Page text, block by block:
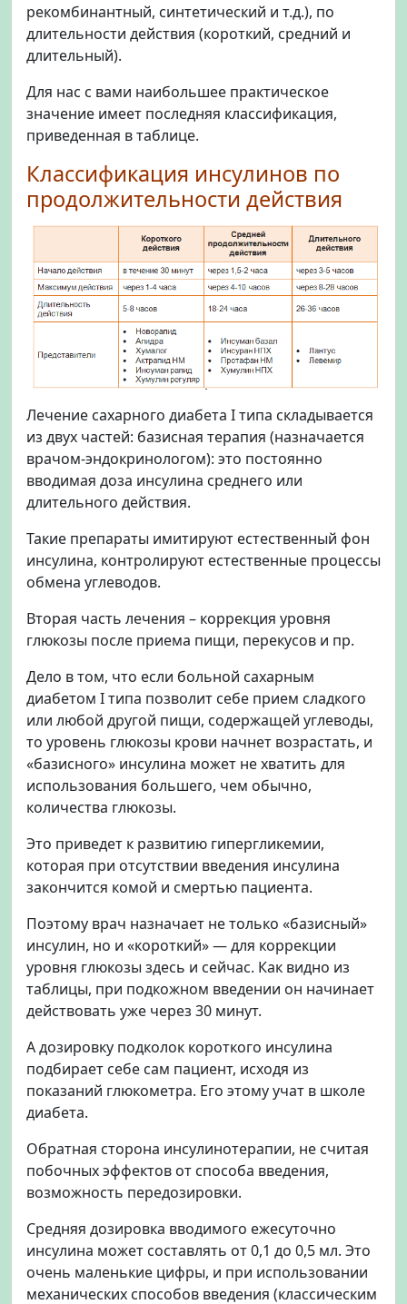
рекомбинантный, синтетический и т.д.), по
длительности действия (короткий, средний и
длительный).
Для нас с вами наибольшее практическое
значение имеет последняя классификация,
приведенная в таблице.
Классификация инсулинов по
продолжительности действия
Лечение сахарного диабета I типа складывается
из двух частей: базисная терапия (назначается
врачом-эндокринологом): это постоянно
вводимая доза инсулина среднего или
длительного действия.
Такие препараты имитируют естественный фон
инсулина, контролируют естественные процессы
обмена углеводов.
Вторая часть лечения – коррекция уровня
глюкозы после приема пищи, перекусов и пр.
Дело в том, что если больной сахарным
диабетом I типа позволит себе прием сладкого
или любой другой пищи, содержащей углеводы,
то уровень глюкозы крови начнет возрастать, и
«базисного» инсулина может не хватить для
использования большего, чем обычно,
количества глюкозы.
Это приведет к развитию гипергликемии,
которая при отсутствии введения инсулина
закончится комой и смертью пациента.
Поэтому врач назначает не только «базисный»
инсулин, но и «короткий» — для коррекции
уровня глюкозы здесь и сейчас. Как видно из
таблицы, при подкожном введении он начинает
действовать уже через 30 минут.
А дозировку подколок короткого инсулина
подбирает себе сам пациент, исходя из
показаний глюкометра. Его этому учат в школе
диабета.
Обратная сторона инсулинотерапии, не считая
побочных эффектов от способа введения,
возможность передозировки.
Средняя дозировка вводимого ежесуточно
инсулина может составлять от 0,1 до 0,5 мл. Это
очень маленькие цифры, и при использовании
механических способов введения (классическим